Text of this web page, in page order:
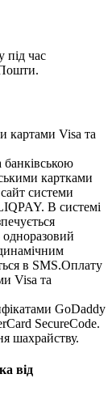
під час
Пошти.
картами Visa та
банківською
картками
системи
В системі
в SMS.Оплату
Visa та
GoDaddy
SecureCode.
шахрайству.
від